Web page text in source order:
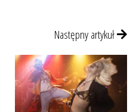
Następny artykuł